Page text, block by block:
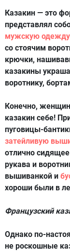
Казакин — это
представлял
мужскую одежду
со стоячим
крючки,
казакины
воротнику,
Конечно,
казакин себе!
пуговицы-
затейливую
отлично
рукава и
вышиванкой и
хороши были в
Французский
Однако по-
не роскошные